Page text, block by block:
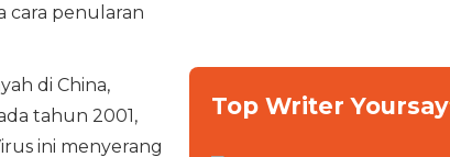
cara penularan
di China,
tahun 2001,
ini menyerang
Top Writer Yoursay